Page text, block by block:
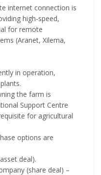
internet connection is
high-speed,
for remote
(Aranet, Xilema,
in operation,
the farm is
Support Centre
for agricultural
options are
deal).
(share deal) –